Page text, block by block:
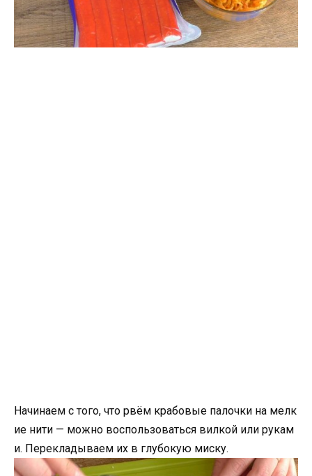
Начинаем с того, что рвём крабовые палочки на мелк
ие нити — можно воспользоваться вилкой или рукам
и. Перекладываем их в глубокую миску.